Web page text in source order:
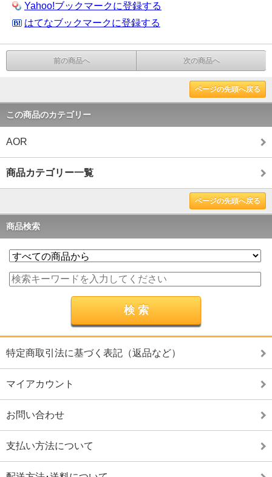
Yahoo!ブックマークに登録する
はてなブックマークに登録する
前の商品へ 次の商品へ
ページの先頭へ戻る
この商品のカテゴリー
AOR
商品カテゴリー一覧
ページの先頭へ戻る
商品検索
特定商取引法に基づく表記（返品など）
マイアカウント
お問い合わせ
支払い方法について